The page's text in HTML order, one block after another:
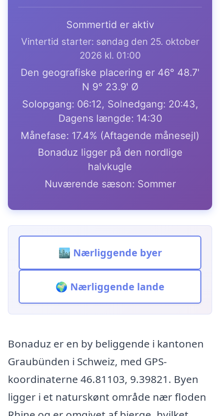
Sommertid er aktiv
Vintertid starter: søndag den 25. oktober
2026 kl. 01:00
Den geografiske placering er 46° 48.7'
N 9° 23.9' Ø
Solopgang: 06:12, Solnedgang: 20:43,
Dagens længde: 14:30
Månefase: 17.4% (Aftagende månesejl)
Bonaduz ligger på den nordlige
halvkugle
Nuværende sæson: Sommer
🏙️ Nærliggende byer
🌍 Nærliggende lande
Bonaduz er en by beliggende i kantonen
Graubünden i Schweiz, med GPS-
koordinaterne 46.81103, 9.39821. Byen
ligger i et naturskønt område nær floden